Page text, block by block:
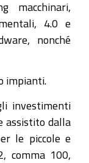
macchinari,
4.0 e
nonché
impianti.
investimenti
assistito dalla
le piccole e
comma 100,